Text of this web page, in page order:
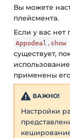
Вы можете
плейсмента.
Если у вас
Appodeal.show
существует,
применены
ВАЖНО!
Настройки